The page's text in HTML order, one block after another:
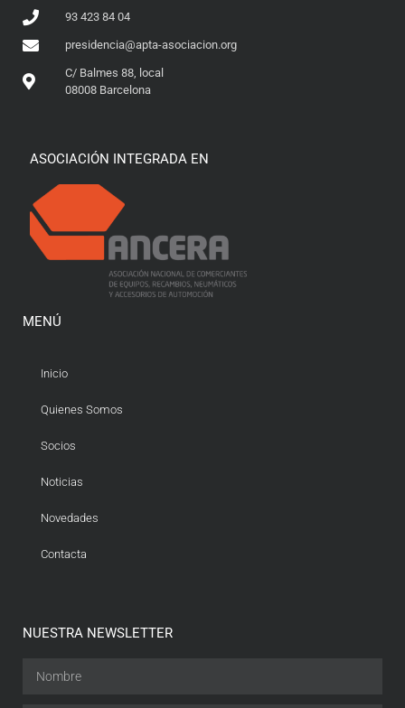
93 423 84 04
presidencia@apta-asociacion.org
C/ Balmes 88, local
08008 Barcelona
ASOCIACIÓN INTEGRADA EN
MENÚ
Inicio
Quienes Somos
Socios
Noticias
Novedades
Contacta
NUESTRA NEWSLETTER